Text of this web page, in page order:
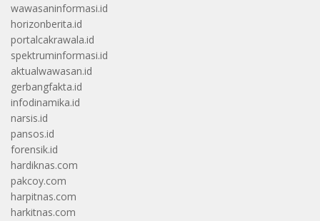
wawasaninformasi.id
horizonberita.id
portalcakrawala.id
spektruminformasi.id
aktualwawasan.id
gerbangfakta.id
infodinamika.id
narsis.id
pansos.id
forensik.id
hardiknas.com
pakcoy.com
harpitnas.com
harkitnas.com